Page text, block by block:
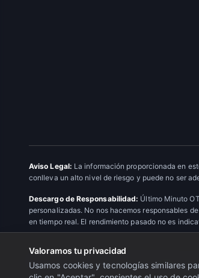
Aviso Legal: La información proporcionada en
conlleva un alto nivel de riesgo y puede no ser
Descargo de Responsabilidad: Último Minuto
personalizadas. No nos hacemos responsables
en tiempo real. El rendimiento pasado no es
© 2026 Último Minuto OTC Financial Markets.
Valoramos tu privacidad
Usamos cookies y tecnologías similares